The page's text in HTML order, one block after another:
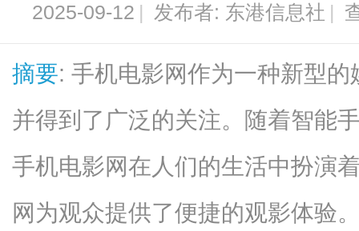
2025-09-12 | 发布者: 东港信息社 |
摘要: 手机电影网作为一种新型
并得到了广泛的关注。随着智能
手机电影网在人们的生活中扮演
网为观众提供了便捷的观影体验